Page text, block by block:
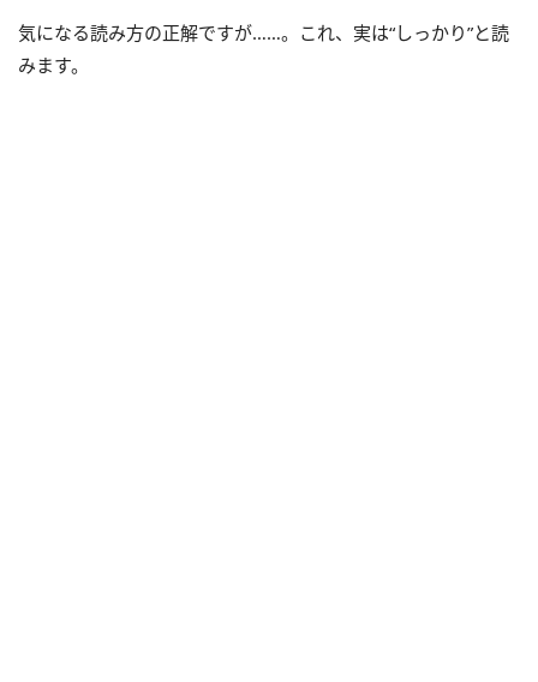
気になる読み方の正解ですが……。これ、実は“しっかり”と読
みます。